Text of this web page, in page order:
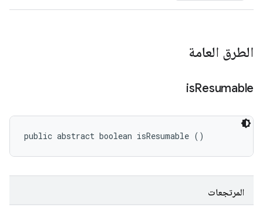
الطرق العامة
isResumable
public abstract boolean isResumable ()
المرتجعات